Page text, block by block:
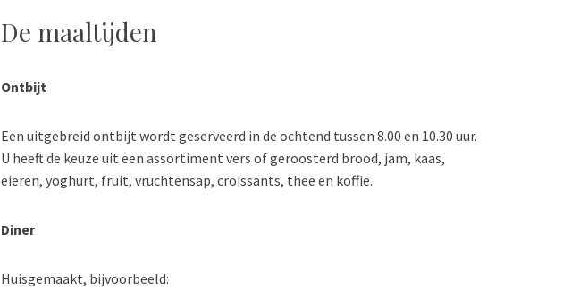
De maaltijden
Ontbijt
Een uitgebreid ontbijt wordt geserveerd in de ochtend tussen 8.00 en 10.30 uur.
U heeft de keuze uit een assortiment vers of geroosterd brood, jam, kaas,
eieren, yoghurt, fruit, vruchtensap, croissants, thee en koffie.
Diner
Huisgemaakt, bijvoorbeeld: